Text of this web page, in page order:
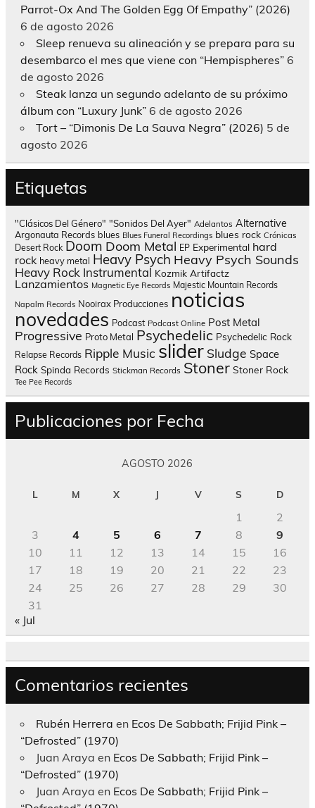
Parrot-Ox And The Golden Egg Of Empathy” (2026)
6 de agosto 2026
Sleep renueva su alineación y se prepara para su
desembarco el mes que viene con “Hempispheres” 6
de agosto 2026
Steak lanza un segundo adelanto de su próximo
álbum con “Luxury Junk” 6 de agosto 2026
Tort – “Dimonis De La Sauva Negra” (2026) 5 de
agosto 2026
Etiquetas
"Clásicos Del Género" "Sonidos Del Ayer" Adelantos Alternative
Argonauta Records blues Blues Funeral Recordings blues rock Crónicas
Desert Rock Doom Doom Metal EP Experimental hard
rock heavy metal Heavy Psych Heavy Psych Sounds
Heavy Rock Instrumental Kozmik Artifactz
Lanzamientos Magnetic Eye Records Majestic Mountain Records
Napalm Records Nooirax Producciones noticias
novedades Podcast Podcast Online Post Metal
Progressive Proto Metal Psychedelic Psychedelic Rock
Relapse Records Ripple Music slider Sludge Space
Rock Spinda Records Stickman Records Stoner Stoner Rock
Tee Pee Records
Publicaciones por Fecha
AGOSTO 2026
L M X J V S D
1
2
3
4 5 6 7 8
9
10
11 12 13 14 15
16
17
18 19 20 21 22
23
24
25 26 27 28 29
30
31
« Jul
Comentarios recientes
Rubén Herrera en Ecos De Sabbath; Frijid Pink –
“Defrosted” (1970)
Juan Araya en Ecos De Sabbath; Frijid Pink –
“Defrosted” (1970)
Juan Araya en Ecos De Sabbath; Frijid Pink –